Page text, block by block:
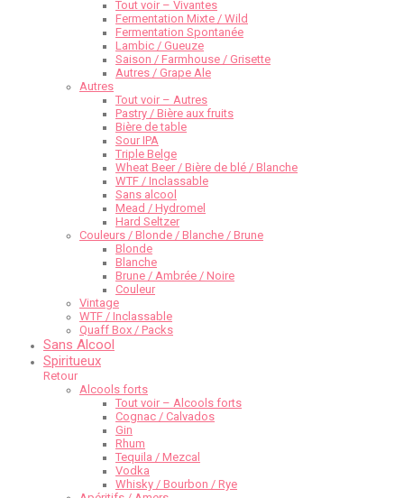
Tout voir – Vivantes
Fermentation Mixte / Wild
Fermentation Spontanée
Lambic / Gueuze
Saison / Farmhouse / Grisette
Autres / Grape Ale
Autres
Tout voir – Autres
Pastry / Bière aux fruits
Bière de table
Sour IPA
Triple Belge
Wheat Beer / Bière de blé / Blanche
WTF / Inclassable
Sans alcool
Mead / Hydromel
Hard Seltzer
Couleurs / Blonde / Blanche / Brune
Blonde
Blanche
Brune / Ambrée / Noire
Couleur
Vintage
WTF / Inclassable
Quaff Box / Packs
Sans Alcool
Spiritueux
Retour
Alcools forts
Tout voir – Alcools forts
Cognac / Calvados
Gin
Rhum
Tequila / Mezcal
Vodka
Whisky / Bourbon / Rye